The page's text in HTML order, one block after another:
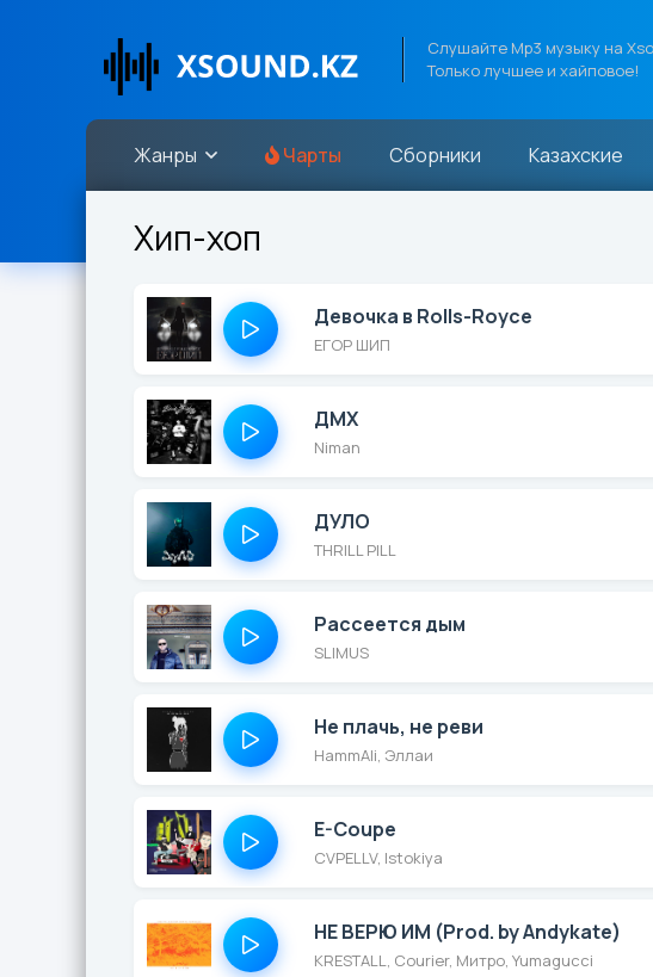
Слушайте Mp3 музыку на
Только лучшее и хайповое!
Жанры Чарты Сборники Казахские
Хип-хоп
Девочка в Rolls-Royce
ЕГОР ШИП
ДМХ
Niman
ДУЛО
THRILL PILL
Рассеется дым
SLIMUS
Не плачь, не реви
HammAli, Эллаи
E-Coupe
CVPELLV, Istokiya
НЕ ВЕРЮ ИМ (Prod. by Andykate)
KRESTALL, Courier, Митро, Yumagucci